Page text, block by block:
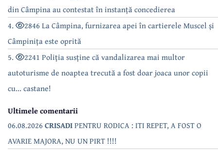
din Câmpina au contestat în instanță concedierea
4.
2846 La Câmpina, furnizarea apei în cartierele Muscel și
Câmpinița este oprită
5.
2241 Poliția susține că vandalizarea mai multor
autoturisme de noaptea trecută a fost doar joaca unor copii
cu... castane!
Ultimele comentarii
06.08.2026 CRISADIPENTRU RODICA : ITI REPET, A FOST O
AVARIE MAJORA, NU UN PIRT !!!!